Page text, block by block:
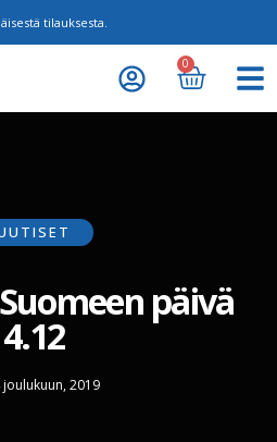
tilauksesta.
0
päivä
4.12
joulukuun, 2019